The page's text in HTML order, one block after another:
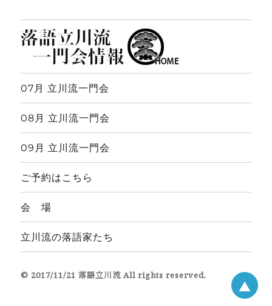
07月 立川流一門会
08月 立川流一門会
09月 立川流一門会
ご予約はこちら
会 場
立川流の落語家たち
© 2017/11/21 落語立川流 All rights reserved.
▲